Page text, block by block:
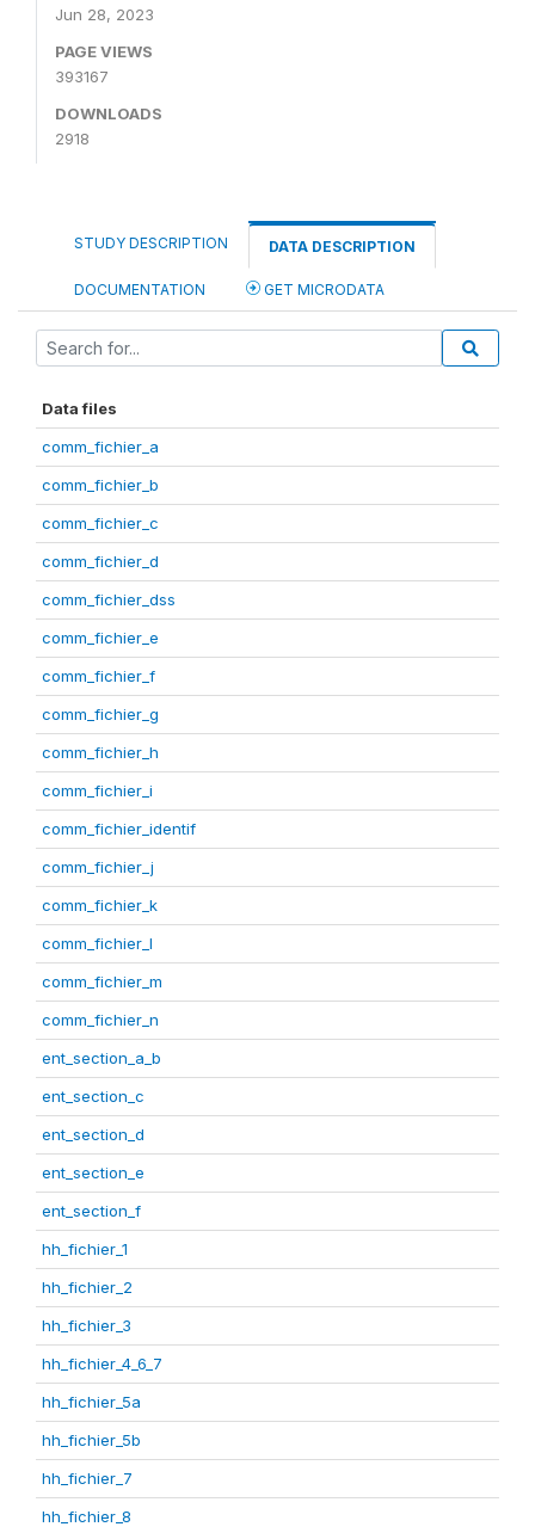
Jun 28, 2023
PAGE VIEWS
393167
DOWNLOADS
2918
STUDY DESCRIPTION DATA DESCRIPTION
DOCUMENTATION GET MICRODATA
Data files
comm_fichier_a
comm_fichier_b
comm_fichier_c
comm_fichier_d
comm_fichier_dss
comm_fichier_e
comm_fichier_f
comm_fichier_g
comm_fichier_h
comm_fichier_i
comm_fichier_identif
comm_fichier_j
comm_fichier_k
comm_fichier_l
comm_fichier_m
comm_fichier_n
ent_section_a_b
ent_section_c
ent_section_d
ent_section_e
ent_section_f
hh_fichier_1
hh_fichier_2
hh_fichier_3
hh_fichier_4_6_7
hh_fichier_5a
hh_fichier_5b
hh_fichier_7
hh_fichier_8